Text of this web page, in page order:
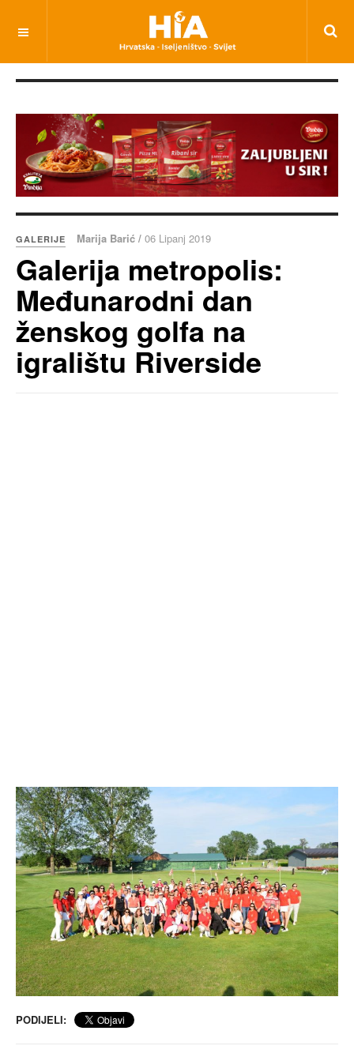
GALERIJE Marija Barić / 06 Lipanj 2019
Galerija metropolis:
Međunarodni dan
ženskog golfa na
igralištu Riverside
PODIJELI: